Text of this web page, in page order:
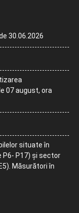
30.06.2026
07 august, ora
situate în
P6- P17) și sector
Măsurători în